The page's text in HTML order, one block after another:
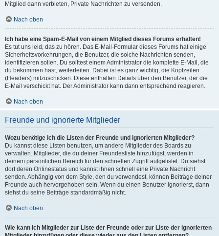
Mitglied dann verbieten, Private Nachrichten zu versenden.
Nach oben
Ich habe eine Spam-E-Mail von einem Mitglied dieses Forums erhalten!
Es tut uns leid, das zu hören. Das E-Mail-Formular dieses Forums hat einige
Sicherheitsvorkehrungen, die Benutzer, die solche Nachrichten senden,
identifizieren sollen. Du solltest einem Administrator die komplette E-Mail, die
du bekommen hast, weiterleiten. Dabei ist es ganz wichtig, die Kopfzeilen
(Headers) mitzuschicken. Diese enthalten Details über den Benutzer, der die
E-Mail verschickt hat. Der Administrator kann dann entsprechend reagieren.
Nach oben
Freunde und ignorierte Mitglieder
Wozu benötige ich die Listen der Freunde und ignorierten Mitglieder?
Du kannst diese Listen benutzen, um andere Mitglieder des Boards zu
verwalten. Mitglieder, die du deiner Freundesliste hinzufügst, werden in
deinem persönlichen Bereich für den schnellen Zugriff aufgelistet. Du siehst
dort deren Onlinestatus und kannst ihnen schnell eine Private Nachricht
senden. Abhängig von dem Style, den du verwendest, können Beiträge deiner
Freunde auch hervorgehoben sein. Wenn du einen Benutzer ignorierst, dann
siehst du seine Beiträge standardmäßig nicht.
Nach oben
Wie kann ich Mitglieder zur Liste der Freunde oder zur Liste der ignorierten